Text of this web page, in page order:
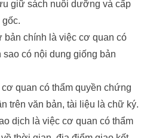
giữ sách nuôi dưỡng và cấp
bản chính là việc cơ quan có
có nội dung giống bản
quan có thẩm quyền chứng
trên văn bản, tài liệu là chữ ký.
dịch là việc cơ quan có thẩm